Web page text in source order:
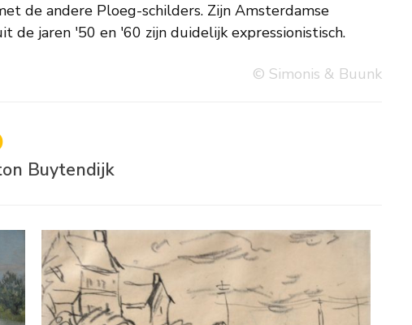
de jaren '50 en '60 zijn duidelijk expressionistisch.
© Simonis & Buunk
Buytendijk